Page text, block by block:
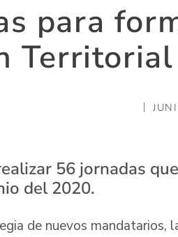
para
56 jornadas
del 2020.
de nuevos mandatarios,